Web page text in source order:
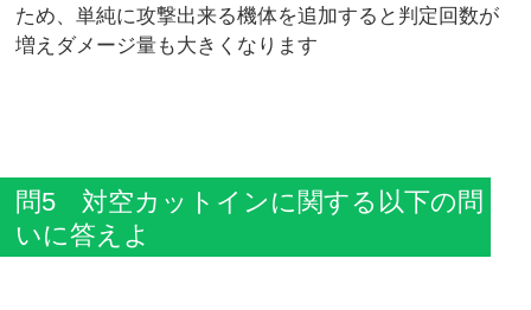
ため、単純に攻撃出来る機体を追加すると判定回数が
増えダメージ量も大きくなります
問5 対空カットインに関する以下の問
いに答えよ